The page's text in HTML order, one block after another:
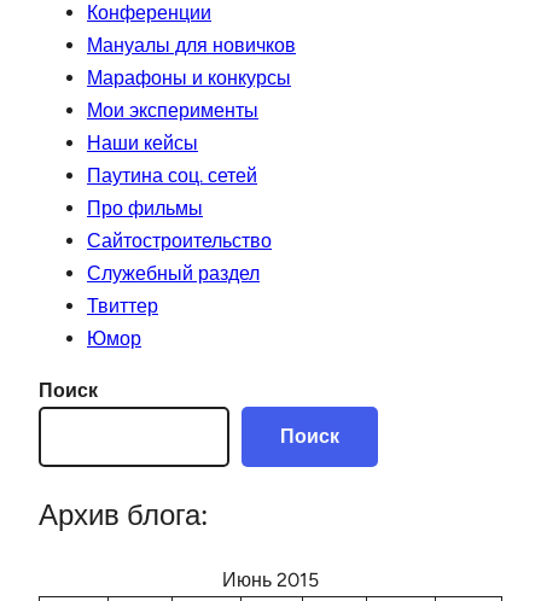
Конференции
Мануалы для новичков
Марафоны и конкурсы
Мои эксперименты
Наши кейсы
Паутина соц. сетей
Про фильмы
Сайтостроительство
Служебный раздел
Твиттер
Юмор
Поиск
Поиск
Архив блога:
Июнь 2015